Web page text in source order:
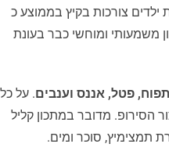
ילדים צורכות בקיץ בממוצע כ
משמעותי ומוחשי כבר בעונת
תפוח, פטל, אננס וענבים. על כל
הסירופ. מדובר במתכון קליל
תמצימיץ, סוכר ומים.